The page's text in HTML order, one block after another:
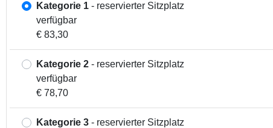
Kategorie 1 - reservierter Sitzplatz
verfügbar
€ 83,30
Kategorie 2 - reservierter Sitzplatz
verfügbar
€ 78,70
Kategorie 3 - reservierter Sitzplatz